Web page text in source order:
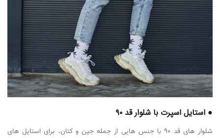
● استایل اسپرت با شلوار قد ۹۰
شلوار های قد ۹۰ با جنس هایی از جمله جین و کتان، برای استایل های